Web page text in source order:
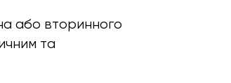
або вторинного
та